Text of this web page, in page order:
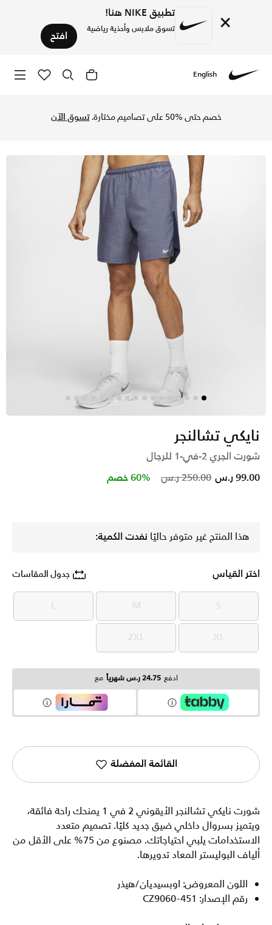
× تطبيق NIKE هنا!
تسوق ملابس وأحذية رياضية افتح
English
خصم حتى %50 على تصاميم مختارة. تسوق الآن
نايكي تشالنجر
شورت الجري 2-في-1 للرجال
Price reduced from
250.00 ر.س to 99.00 ر.س 60% خصم
هذا المنتج غير متوفر حاليًا نفدت الكمية:
اختر القياس جدول المقاسات
S
S
M
M
L
L
XL
XL
2XL
2XL
ادفع 24.75 ر.س شهرياً مع
القائمة المفضلة
شورت نايكي تشالنجر الأيقوني 2 في 1 يمنحك راحة فائقة،
ويتميز بسروال داخلي ضيق جديد كليًا. تصميم متعدد
الاستخدامات يلبي احتياجاتك. مصنوع من 75% على الأقل من
ألياف البوليستر المعاد تدويرها.
اللون المعروض: اوبسيديان/هيذر
رقم الإصدار: CZ9060-451